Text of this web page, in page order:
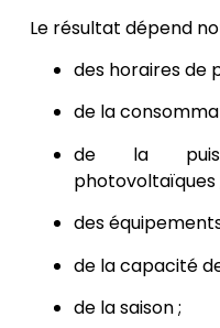
Le résultat dépend
des horaires de
de la
de la
photovoltaïques
des
de la capacité
de la saison ;